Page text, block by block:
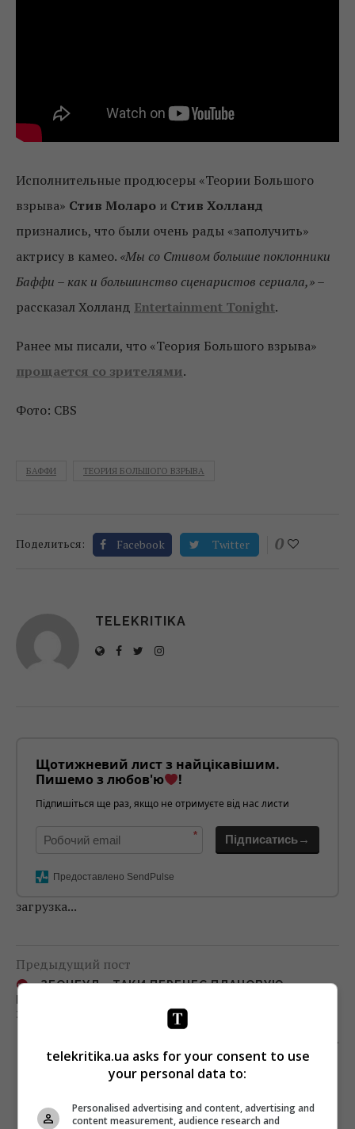
Исполнительные продюсеры «Теории Большого
взрыва» Стив Моларо и Стив Холланд
признались, что были очень рады «заполучить»
актрису в камео. «Мы со Стивом большие поклонники
Баффи – как и большинство сценаристов сериала,»–
рассказал Холланд Entertainment Tonight.
Ранее мы писали, что «Теория Большого взрыва»
прощается со зрителями.
Фото: CBS
БАФФИ ТЕОРИЯ БОЛЬШОГО ВЗРЫВА
Поделиться: Facebook Twitter 0
TELEKRITIKA
Щотижневий лист з найцікавішим.
Пишемо з любов'ю
!
Підпишіться ще раз, якщо не отримуєте від нас листи
* Підписатись→
Предоставлено SendPulse
загрузка...
Предыдущий пост
«ЗЕОНБУД» ТАКИ ПЕРЕНЕС ПЛАНОВУЮ
ЗЕЛЕНСКОГО
Следующий пост
СПРАВОЧНИК ЖУРНАЛИСТА: ЧТО ДЕЛАТЬ,
ЕСЛИ ВАС БЬЮТ
telekritika.ua asks for your consent to use
your personal data to:
Personalised advertising and content, advertising and
content measurement, audience research and